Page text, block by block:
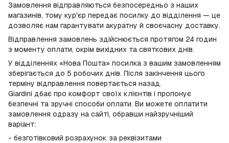
Замовлення відправляються безпосередньо з наших
магазинів, тому кур'єр передає посилку до відділення — це
дозволяє нам гарантувати акуратну й своєчасну доставку.
Відправлення замовлень здійснюється протягом 24 годин
з моменту оплати, окрім вихідних та святкових днів.
У відділеннях «Нова Пошта» посилка з вашим замовленням
зберігається до 5 робочих днів. Після закінчення цього
терміну відправлення повертається назад.
Giardini дбає про комфорт своїх клієнтів і пропонує
безпечні та зручні способи оплати. Ви можете оплатити
замовлення одразу на сайті, обравши найзручніший
варіант:
- безготівковий розрахунок за реквізитами